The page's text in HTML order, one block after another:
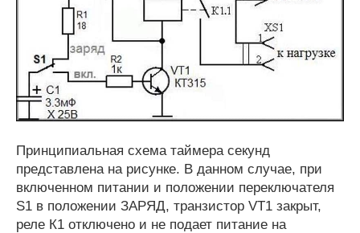
Принципиальная схема таймера секунд
представлена на рисунке. В данном случае, при
включенном питании и положении переключателя
S1 в положении ЗАРЯД, транзистор VT1 закрыт,
реле К1 отключено и не подает питание на